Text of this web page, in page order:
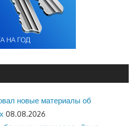
новые материалы об
08.08.2026